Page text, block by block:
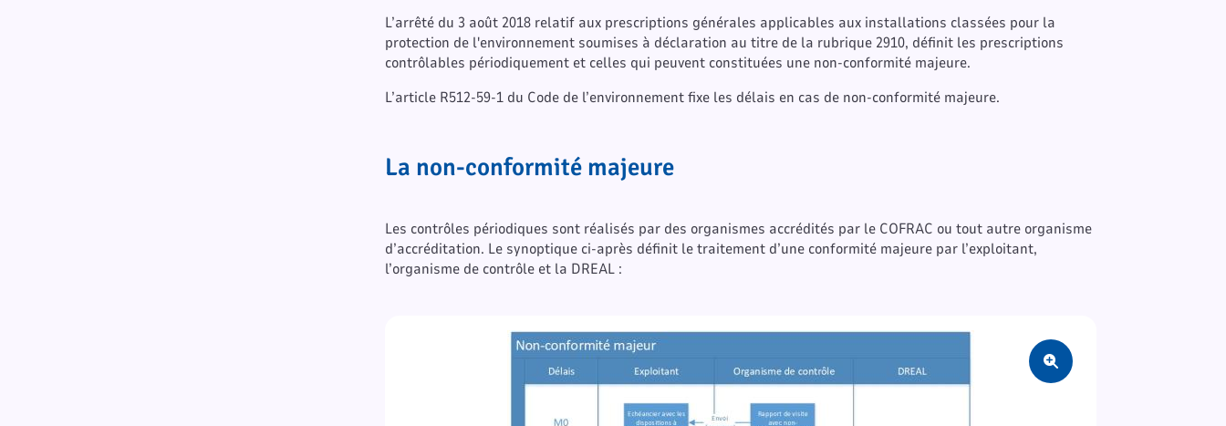
L’arrêté du 3 août 2018 relatif aux prescriptions générales applicables aux installations classées pour la
protection de l'environnement soumises à déclaration au titre de la rubrique 2910, définit les prescriptions
contrôlables périodiquement et celles qui peuvent constituées une non-conformité majeure.
L’article R512-59-1 du Code de l’environnement fixe les délais en cas de non-conformité majeure.
La non-conformité majeure
Les contrôles périodiques sont réalisés par des organismes accrédités par le COFRAC ou tout autre organisme
d’accréditation. Le synoptique ci-après définit le traitement d’une conformité majeure par l’exploitant,
l’organisme de contrôle et la DREAL :
Zoom